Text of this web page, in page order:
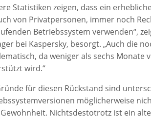
Statistiken zeigen, dass ein
von Privatpersonen, immer noch
Betriebssystem verwenden“,
bei Kaspersky, besorgt. „Auch die
da weniger als sechs Monate
wird.“
für diesen Rückstand sind
möglicherweise
Nichtsdestotrotz ist ein